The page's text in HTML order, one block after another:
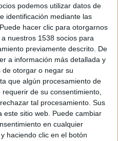
podemos utilizar datos de
identificación mediante las
hacer clic para otorgarnos
nuestros 1538 socios para
previamente descrito. De
a información más detallada y
otorgar o negar su
que algún procesamiento de
de su consentimiento,
tal procesamiento. Sus
este sitio web. Puede cambiar
en cualquier
haciendo clic en el botón
Sans beca
per anar a la
celebrat l’acte de lliurament
beques, que tenen com a
de la Garrotxa amb talent,